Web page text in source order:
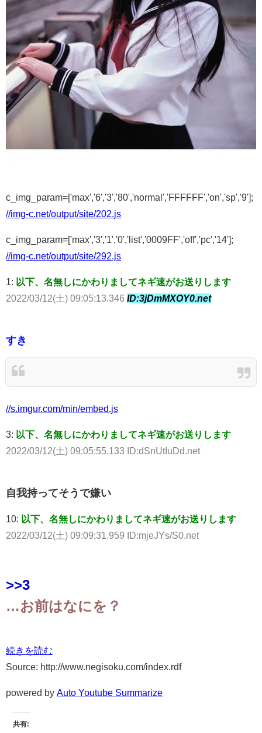
c_img_param=['max','6','3','80','normal','FFFFFF','on','sp','9'];
//img-c.net/output/site/202.js
c_img_param=['max','3','1','0','list','0009FF','off','pc','14'];
//img-c.net/output/site/292.js
1: 以下、名無しにかわりましてネギ速がお送りします
2022/03/12(土) 09:05:13.346 ID:3jDmMXOY0.net
すき
//s.imgur.com/min/embed.js
3: 以下、名無しにかわりましてネギ速がお送りします
2022/03/12(土) 09:05:55.133 ID:dSnUtIuDd.net
自我持ってそうで嫌い
10: 以下、名無しにかわりましてネギ速がお送りします
2022/03/12(土) 09:09:31.959 ID:mjeJYs/S0.net
>>3
…お前はなにを？
続きを読む
Source: http://www.negisoku.com/index.rdf
powered by Auto Youtube Summarize
共有: